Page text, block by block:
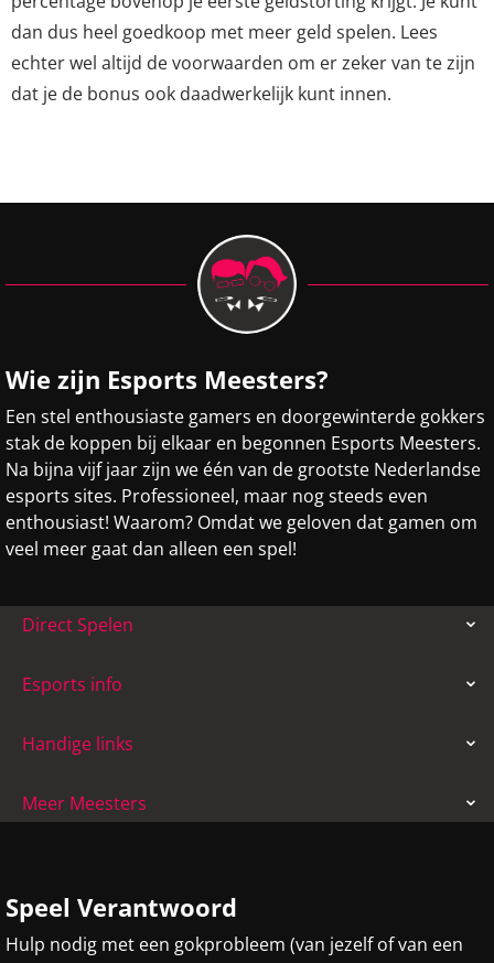
dan dus heel goedkoop met meer geld spelen. Lees
echter wel altijd de voorwaarden om er zeker van te zijn
dat je de bonus ook daadwerkelijk kunt innen.
Wie zijn Esports Meesters?
Een stel enthousiaste gamers en doorgewinterde gokkers
stak de koppen bij elkaar en begonnen Esports Meesters.
Na bijna vijf jaar zijn we één van de grootste Nederlandse
esports sites. Professioneel, maar nog steeds even
enthousiast! Waarom? Omdat we geloven dat gamen om
veel meer gaat dan alleen een spel!
Direct Spelen
Esports info
Handige links
Meer Meesters
Speel Verantwoord
Hulp nodig met een gokprobleem (van jezelf of van een